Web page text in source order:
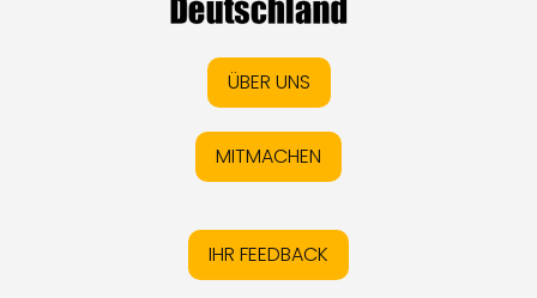
ÜBER UNS
MITMACHEN
IHR FEEDBACK